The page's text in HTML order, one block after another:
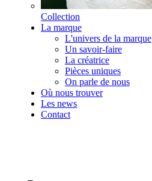
Collection
La marque
L'univers de la marque
Un savoir-faire
La créatrice
Pièces uniques
On parle de nous
Où nous trouver
Les news
Contact